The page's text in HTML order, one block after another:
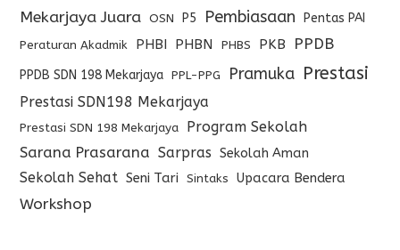
Mekarjaya Juara OSN P5 Pembiasaan Pentas PAI
Peraturan Akadmik PHBI PHBN PHBS PKB PPDB
PPDB SDN 198 Mekarjaya PPL-PPG Pramuka Prestasi
Prestasi SDN198 Mekarjaya
Prestasi SDN 198 Mekarjaya
Program Sekolah
Sarana Prasarana Sarpras Sekolah Aman
Sekolah Sehat Seni Tari Sintaks Upacara Bendera
Workshop